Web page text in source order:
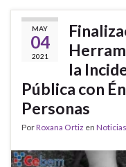
MAY
04
2021
la
Pública con
Personas
PorRoxana Ortiz en Noticias